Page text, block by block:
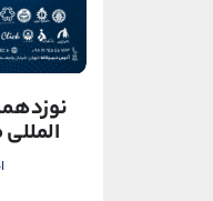
کنفرانس بین
مهندسی صنایع